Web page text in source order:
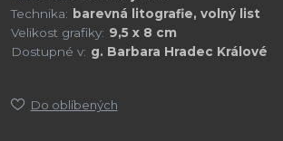
Technika: barevná litografie, volný list
Velikost grafiky: 9,5 x 8 cm
Dostupné v: g. Barbara Hradec Králové
Do oblíbených